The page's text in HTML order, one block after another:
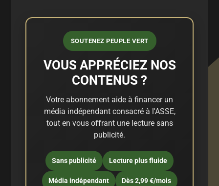
SOUTENEZ PEUPLE VERT
VOUS APPRÉCIEZ NOS
CONTENUS ?
Votre abonnement aide à financer un
média indépendant consacré à l'ASSE,
tout en vous offrant une lecture sans
publicité.
Sans publicité Lecture plus fluide
Média indépendant Dès 2,99 €/mois